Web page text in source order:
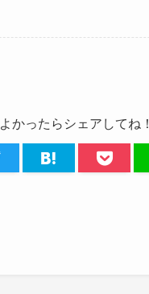
よかったらシェアしてね！